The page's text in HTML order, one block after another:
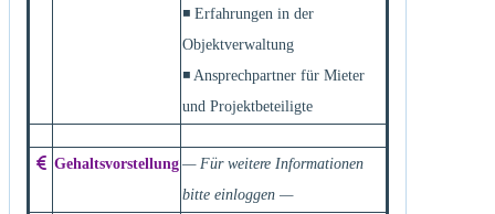
◾ Erfahrungen in der
Objektverwaltung
◾ Ansprechpartner für Mieter
und Projektbeteiligte
Gehaltsvorstellung — Für weitere Informationen
bitte einloggen —